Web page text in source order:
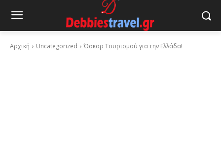
Αρχική Uncategorized Όσκαρ Τουρισμού για την Ελλάδα!